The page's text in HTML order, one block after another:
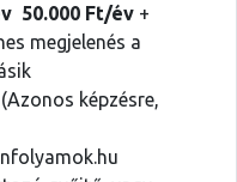
50.000 Ft/év+
megjelenés a
képzésre,